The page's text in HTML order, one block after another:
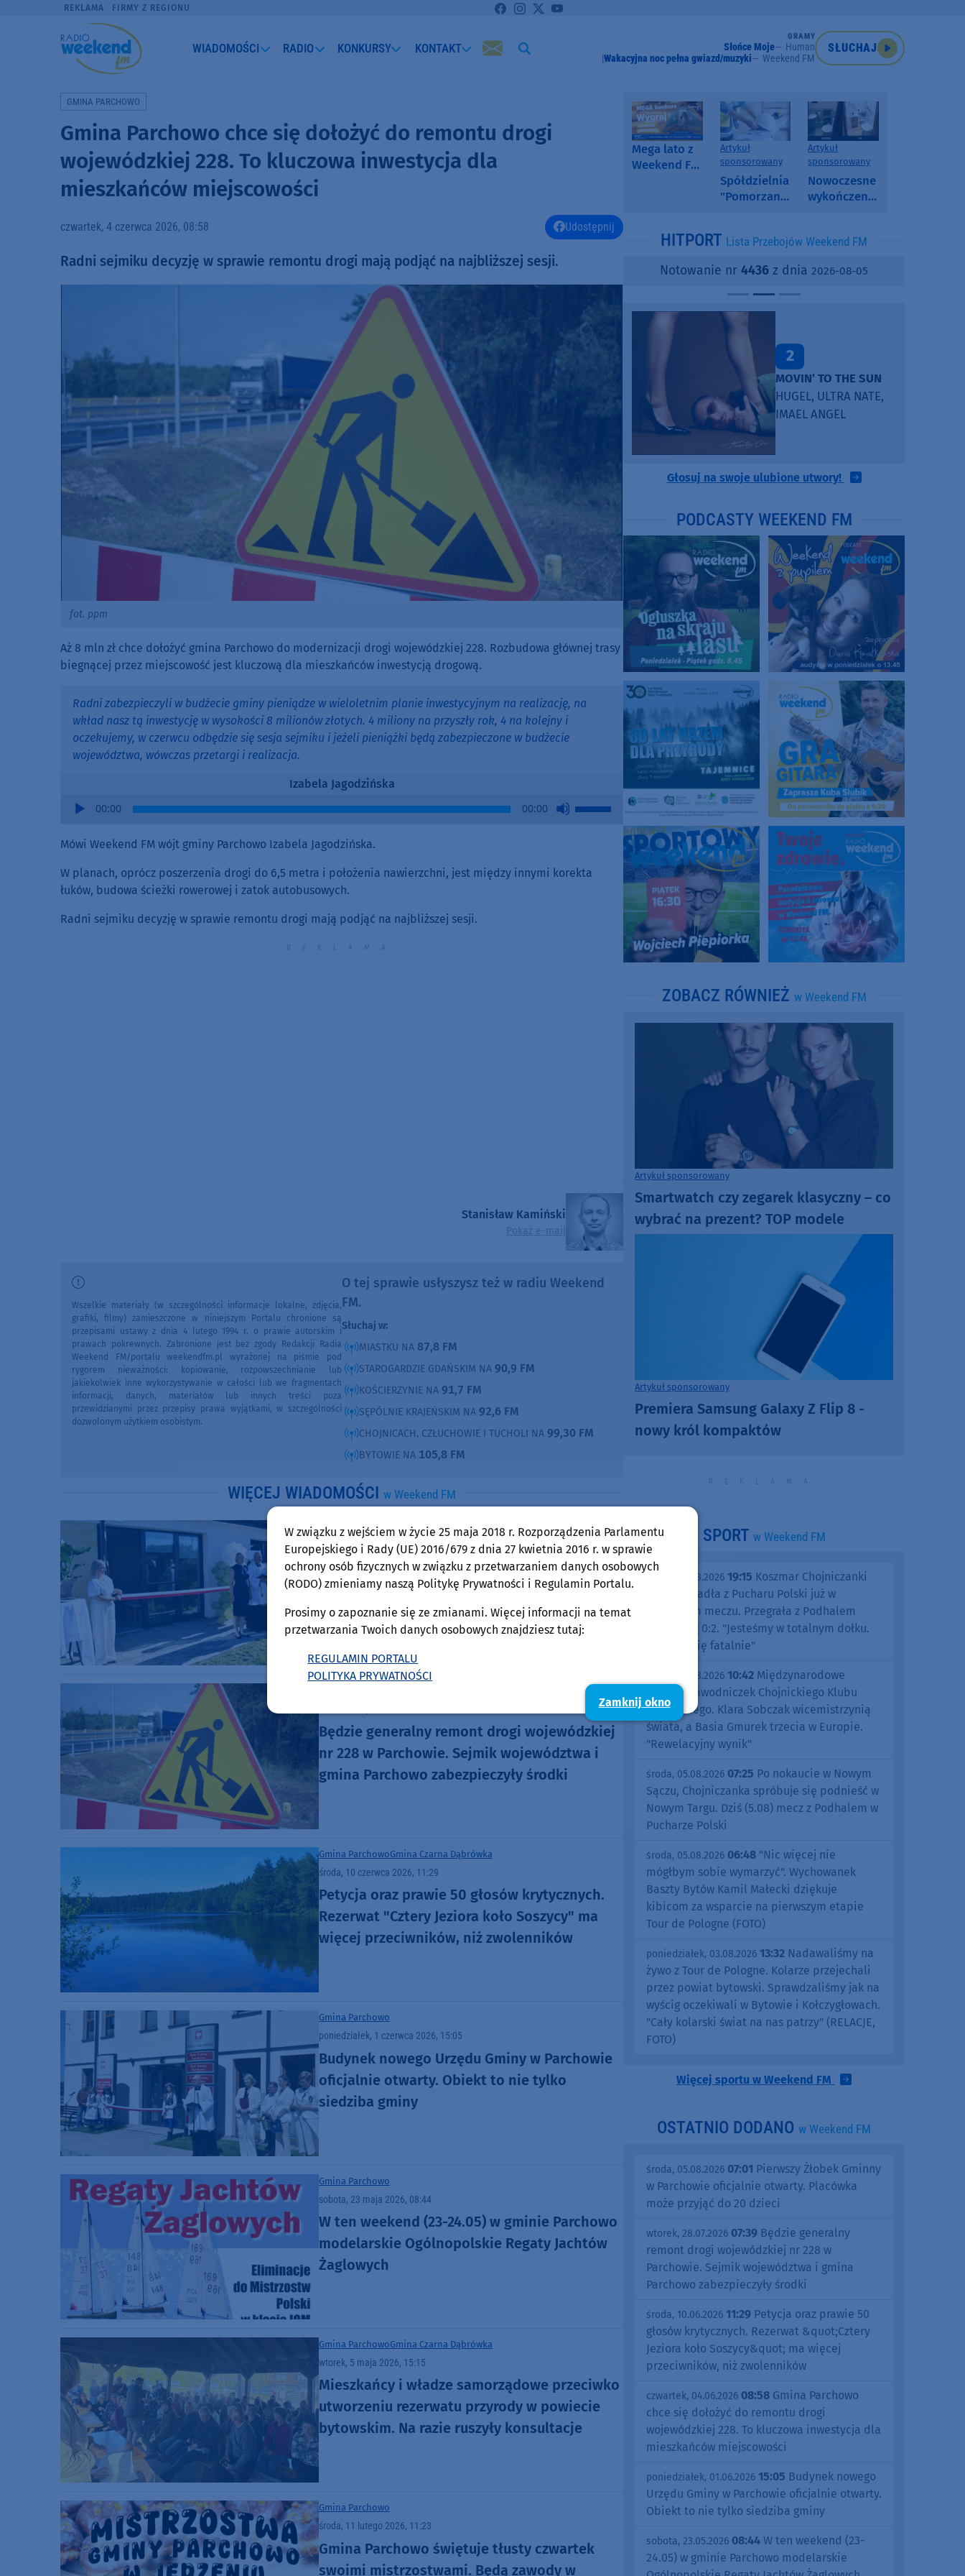
REKLAMA FIRMY Z REGIONU
WIADOMOŚCI RADIO KONKURSY KONTAKT
GRAMY
Słońce Moje
Human
Wakacyjna noc pełna gwiazd/muzyki
Weekend FM
SŁUCHAJ
GMINA PARCHOWO
Gmina Parchowo chce się dołożyć do remontu drogi
wojewódzkiej 228. To kluczowa inwestycja dla
mieszkańców miejscowości
czwartek, 4 czerwca 2026, 08:58 Udostępnij
Radni sejmiku decyzję w sprawie remontu drogi mają podjąć na najbliższej sesji.
fot. ppm
Aż 8 mln zł chce dołożyć gmina Parchowo do modernizacji drogi wojewódzkiej 228. Rozbudowa głównej trasy
biegnącej przez miejscowość jest kluczową dla mieszkańców inwestycją drogową.
Radni zabezpieczyli w budżecie gminy pieniądze w wieloletnim planie inwestycyjnym na realizację, na
wkład nasz tą inwestycję w wysokości 8 milionów złotych. 4 miliony na przyszły rok, 4 na kolejny i
oczekujemy, w czerwcu odbędzie się sesja sejmiku i jeżeli pieniążki będą zabezpieczone w budżecie
województwa, wówczas przetargi i realizacja.
Izabela Jagodzińska
Audio
00:00 00:00
Use
to
Mówi Weekend FM wójt gminy Parchowo Izabela Jagodzińska.
W planach, oprócz poszerzenia drogi do 6,5 metra i położenia nawierzchni, jest między innymi korekta
łuków, budowa ścieżki rowerowej i zatok autobusowych.
Radni sejmiku decyzję w sprawie remontu drogi mają podjąć na najbliższej sesji.
Stanisław Kamiński
Pokaż e-mail
O tej sprawie usłyszysz też w radiu Weekend
FM.
Słuchaj w:
MIASTKU NA 87,8 FM
STAROGARDZIE GDAŃSKIM NA 90,9 FM
KOŚCIERZYNIE NA 91,7 FM
SĘPÓLNIE KRAJEŃSKIM NA 92,6 FM
CHOJNICACH, CZŁUCHOWIE I TUCHOLI NA 99,30 FM
BYTOWIE NA 105,8 FM
Wszelkie materiały (w szczególności informacje lokalne, zdjęcia,
grafiki, filmy) zamieszczone w niniejszym Portalu chronione są
przepisami ustawy z dnia 4 lutego 1994 r. o prawie autorskim i
prawach pokrewnych. Zabronione jest bez zgody Redakcji Radia
Weekend FM/portalu weekendfm.pl wyrażonej na piśmie pod
rygorem nieważności: kopiowanie, rozpowszechnianie lub
jakiekolwiek inne wykorzystywanie w całości lub we fragmentach
informacji, danych, materiałów lub innych treści poza
przewidzianymi przez przepisy prawa wyjątkami, w szczególności
dozwolonym użytkiem osobistym.
WIĘCEJ WIADOMOŚCI w Weekend FM
Gmina Parchowo
środa, 5 sierpnia 2026, 07:01
Pierwszy Żłobek Gminny w Parchowie
oficjalnie otwarty. Placówka może przyjąć do
20 dzieci
Będzie generalny remont drogi wojewódzkiej
nr 228 w Parchowie. Sejmik województwa i
gmina Parchowo zabezpieczyły środki
Gmina ParchowoGmina Czarna Dąbrówka
środa, 10 czerwca 2026, 11:29
Petycja oraz prawie 50 głosów krytycznych.
Rezerwat "Cztery Jeziora koło Soszycy" ma
więcej przeciwników, niż zwolenników
Gmina Parchowo
poniedziałek, 1 czerwca 2026, 15:05
Budynek nowego Urzędu Gminy w Parchowie
oficjalnie otwarty. Obiekt to nie tylko
siedziba gminy
Gmina Parchowo
sobota, 23 maja 2026, 08:44
W ten weekend (23-24.05) w gminie Parchowo
modelarskie Ogólnopolskie Regaty Jachtów
Żaglowych
Gmina ParchowoGmina Czarna Dąbrówka
wtorek, 5 maja 2026, 15:15
Mieszkańcy i władze samorządowe przeciwko
utworzeniu rezerwatu przyrody w powiecie
bytowskim. Na razie ruszyły konsultacje
Gmina Parchowo
środa, 11 lutego 2026, 11:23
Gmina Parchowo świętuje tłusty czwartek
swoimi mistrzostwami. Będą zawody w
Mega lato z
Weekend FM
Artykuł
sponsorowany
Spółdzielnia
"Pomorzanka"
informuje o
i ofertach
najmu
Artykuł
sponsorowany
Nowoczesne
wykończenia
SPC, WPC i
kamienny
HITPORT Lista Przebojów Weekend FM
Notowanie nr 4436 z dnia 2026-08-05
2
MOVIN’ TO THE SUN
HUGEL, ULTRA NATE,
IMAEL ANGEL
Głosuj na swoje ulubione utwory!
PODCASTY WEEKEND FM
ZOBACZ RÓWNIEŻ w Weekend FM
Artykuł sponsorowany
Smartwatch czy zegarek klasyczny – co
wybrać na prezent? TOP modele
Artykuł sponsorowany
Premiera Samsung Galaxy Z Flip 8 -
nowy król kompaktów
SPORT w Weekend FM
środa, 05.08.2026 19:15 Koszmar Chojniczanki
trwa. Odpadła z Pucharu Polski już w
pierwszym meczu. Przegrała z Podhalem
Nowy Targ 0:2. "Jesteśmy w totalnym dołku.
Czujemy się fatalnie"
środa, 05.08.2026 10:42 Międzynarodowe
sukcesy zawodniczek Chojnickiego Klubu
Żeglarskiego. Klara Sobczak wicemistrzynią
świata, a Basia Gmurek trzecia w Europie.
"Rewelacyjny wynik"
środa, 05.08.2026 07:25 Po nokaucie w Nowym
Sączu, Chojniczanka spróbuje się podnieść w
Nowym Targu. Dziś (5.08) mecz z Podhalem w
Pucharze Polski
środa, 05.08.2026 06:48 "Nic więcej nie
mógłbym sobie wymarzyć". Wychowanek
Baszty Bytów Kamil Małecki dziękuje
kibicom za wsparcie na pierwszym etapie
Tour de Pologne (FOTO)
poniedziałek, 03.08.2026 13:32 Nadawaliśmy na
żywo z Tour de Pologne. Kolarze przejechali
przez powiat bytowski. Sprawdzaliśmy jak na
wyścig oczekiwali w Bytowie i Kołczygłowach.
"Cały kolarski świat na nas patrzy" (RELACJE,
FOTO)
Więcej sportu w Weekend FM
OSTATNIO DODANO w Weekend FM
środa, 05.08.2026 07:01 Pierwszy Żłobek Gminny
w Parchowie oficjalnie otwarty. Placówka
może przyjąć do 20 dzieci
wtorek, 28.07.2026 07:39 Będzie generalny
remont drogi wojewódzkiej nr 228 w
Parchowie. Sejmik województwa i gmina
Parchowo zabezpieczyły środki
środa, 10.06.2026 11:29 Petycja oraz prawie 50
głosów krytycznych. Rezerwat &quot;Cztery
Jeziora koło Soszycy&quot; ma więcej
przeciwników, niż zwolenników
czwartek, 04.06.2026 08:58 Gmina Parchowo
chce się dołożyć do remontu drogi
wojewódzkiej 228. To kluczowa inwestycja dla
mieszkańców miejscowości
poniedziałek, 01.06.2026 15:05 Budynek nowego
Urzędu Gminy w Parchowie oficjalnie otwarty.
Obiekt to nie tylko siedziba gminy
sobota, 23.05.2026 08:44 W ten weekend (23-
24.05) w gminie Parchowo modelarskie
W związku z wejściem w życie 25 maja 2018 r. Rozporządzenia Parlamentu
Europejskiego i Rady (UE) 2016/679 z dnia 27 kwietnia 2016 r. w sprawie
ochrony osób fizycznych w związku z przetwarzaniem danych osobowych
(RODO) zmieniamy naszą Politykę Prywatności i Regulamin Portalu.
Prosimy o zapoznanie się ze zmianami. Więcej informacji na temat
przetwarzania Twoich danych osobowych znajdziesz tutaj:
REGULAMIN PORTALU
POLITYKA PRYWATNOŚCI
Zamknij okno